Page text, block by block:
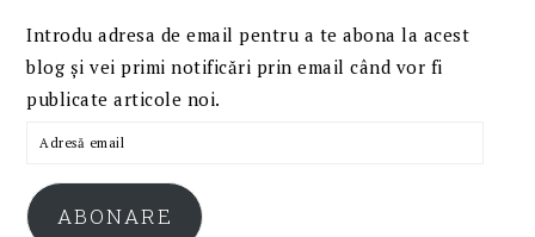
Introdu adresa de email pentru a te abona la acest
blog și vei primi notificări prin email când vor fi
publicate articole noi.
Adresă
ABONARE